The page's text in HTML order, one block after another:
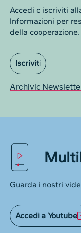
Accedi o iscriviti
Informazioni per
della cooperazione.
Iscriviti
Archivio
Guarda i nostri
Accedi a Youtube